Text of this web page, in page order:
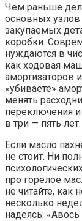
Чем раньше
основных
закупаемых
коробки.
нуждаются в
как ходовая
амортизаторов
«убиваете»
менять
переключения и
в три — пять лет.
Если масло
не стоит. Ни
про горелое
не читайте,
несколько
надеясь: